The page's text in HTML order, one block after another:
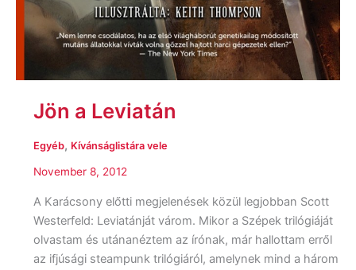
Jön a Leviatán
Egyéb, Kívánságlistára vele
November 8, 2012
A Karácsony előtti megjelenések közül legjobban Scott
Westerfeld: Leviatánját várom. Mikor a Szépek trilógiáját
olvastam és utánanéztem az írónak, már hallottam erről
az ifjúsági steampunk trilógiáról, amelynek mind a három